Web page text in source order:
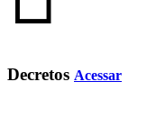
Decretos Acessar